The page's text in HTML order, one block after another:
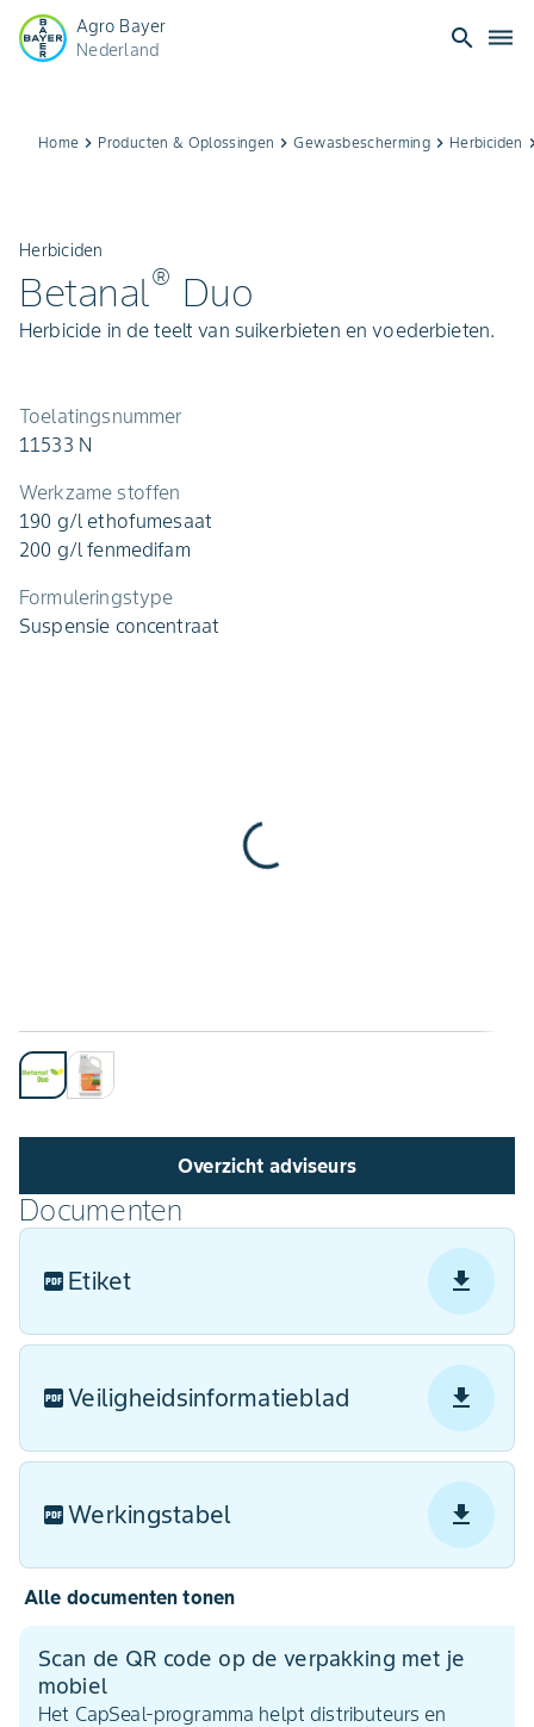
Agro Bayer
Nederland
search dehaze
Home keyboard_arrow_right Producten & Oplossingen keyboard_arrow_rightGewasbescherming keyboard_arrow_right Herbiciden
Herbiciden
Betanal® Duo
Herbicide in de teelt van suikerbieten en voederbieten.
Toelatingsnummer
11533 N
Werkzame stoffen
190 g/l ethofumesaat
200 g/l fenmedifam
Formuleringstype
Suspensie concentraat
Overzicht adviseurs
Documenten
Etiket
Veiligheidsinformatieblad
Werkingstabel
Alle documenten tonen
Scan de QR code op de verpakking met je
mobiel
Het CapSeal-programma helpt distributeurs en